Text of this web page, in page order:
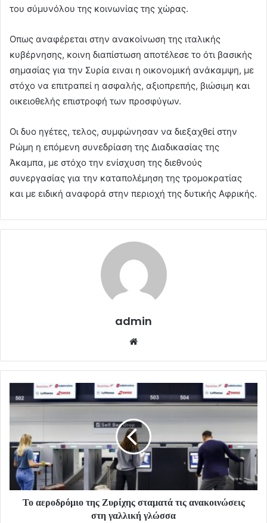
του σύμυνόλου της κοινωνίας της χώρας.
Οπως αναφέρεται στην ανακοίνωση της ιταλικής
κυβέρνησης, κοινη διαπίστωση αποτέλεσε το ότι βασικής
σημασίας για την Συρία ειναι η οικονομική ανάκαμψη, με
στόχο να επιτραπεί η ασφαλής, αξιοπρεπής, βιώσιμη και
οικειοθελής επιστροφή των προσφύγων.
Οι δυο ηγέτες, τελος, συμφώνησαν να διεξαχθεί στην
Ρώμη η επόμενη συνεδρίαση της Διαδικασίας της
Άκαμπα, με στόχο την ενίσχυση της διεθνούς
συνεργασίας για την καταπολέμηση της τρομοκρατίας
και με ειδική αναφορά στην περιοχή της δυτικής Αφρικής.
admin
Το αεροδρόμιο της Ζυρίχης σταματά τις ανακοινώσεις
στη γαλλική γλώσσα